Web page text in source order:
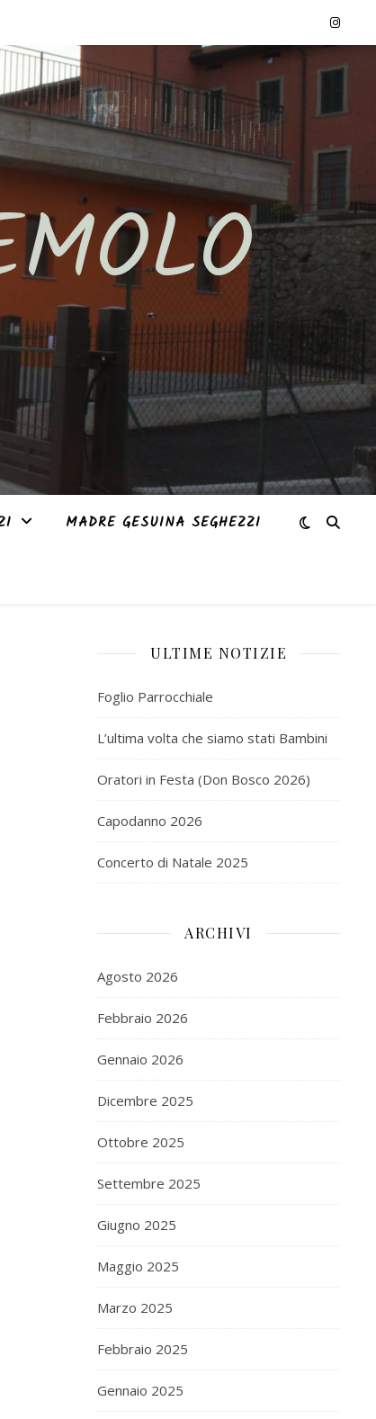
MADRE GESUINA SEGHEZZI
ULTIME NOTIZIE
Foglio Parrocchiale
L’ultima volta che siamo stati Bambini
Oratori in Festa (Don Bosco 2026)
Capodanno 2026
Concerto di Natale 2025
ARCHIVI
Agosto 2026
Febbraio 2026
Gennaio 2026
Dicembre 2025
Ottobre 2025
Settembre 2025
Giugno 2025
Maggio 2025
Marzo 2025
Febbraio 2025
Gennaio 2025